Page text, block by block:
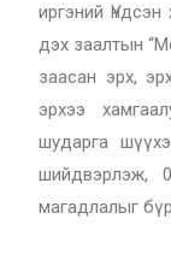
иргэний
дэх заалтын
заасан эрх,
эрхээ
шударга
шийдвэрлэж,
магадлалыг